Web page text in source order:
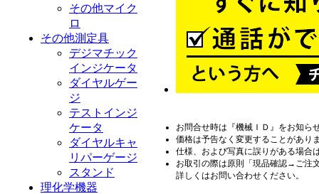
その他マイク
ロ
その他測定具
デジマチック
インジケータ
ダイヤルゲー
ジ
テストインジ
ケータ
ダイヤルキャ
リパーゲージ
スタンド
理化学機器
お問合せ時は『機械ＩＤ』をお知ら
価格は予告なく変更することがあり
仕様、および写真に誤りがある場合
お取引の際は原則「現品確認→ご
詳しくはお問い合わせください。